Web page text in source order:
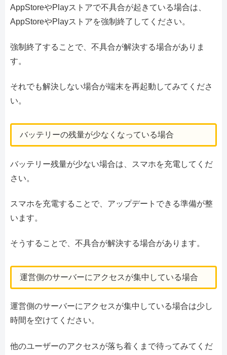
AppStoreやPlayストアで不具合が起きている場合は、
AppStoreやPlayストアを強制終了してください。
強制終了することで、不具合が解決する場合がありま
す。
それでも解決しない場合が端末を再起動してみてくださ
い。
バッテリーの残量が少なくなっている場合
バッテリー残量が少ない場合は、スマホを充電してくだ
さい。
スマホを充電することで、アップデートできる準備が整
います。
そうすることで、不具合が解決する場合があります。
運営側のサーバーにアクセスが集中している場合
運営側のサーバーにアクセスが集中している場合は少し
時間を空けてください。
他のユーザーのアクセスが落ち着くまで待ってみてくだ